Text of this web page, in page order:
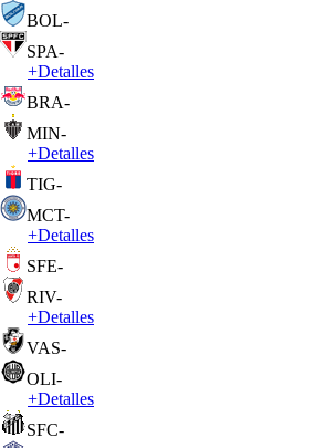
BOL-
SPA-
+Detalles
BRA-
MIN-
+Detalles
TIG-
MCT-
+Detalles
SFE-
RIV-
+Detalles
VAS-
OLI-
+Detalles
SFC-